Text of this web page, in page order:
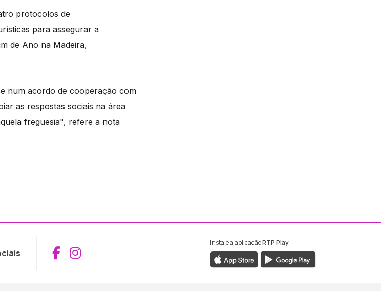
protocolos de
para assegurar a
de Ano na Madeira,
num acordo de cooperação com
as respostas sociais na área
freguesia", refere a nota
Aceder ao Facebook da RTP Madeira
Aceder ao Instagram da RTP Madeira
Instale a aplicaçãoRTP Play